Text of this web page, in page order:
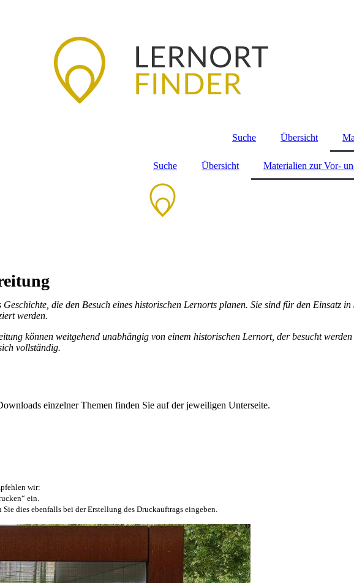
Suche Übersicht
Suche Übersicht Materialien zur Vor-
die den Besuch eines historischen Lernorts planen. Sie sind für den Einsatz
werden.
können weitgehend unabhängig von einem historischen Lernort, der besucht
vollständig.
einzelner Themen finden Sie auf der jeweiligen Unterseite.
wir:
ein.
dies ebenfalls bei der Erstellung des Druckauftrags eingeben.